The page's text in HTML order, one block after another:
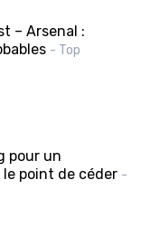
– Arsenal :
- Top
pour un
point de céder -